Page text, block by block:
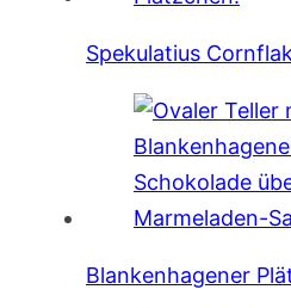
Spekulatius
Blankenhagener